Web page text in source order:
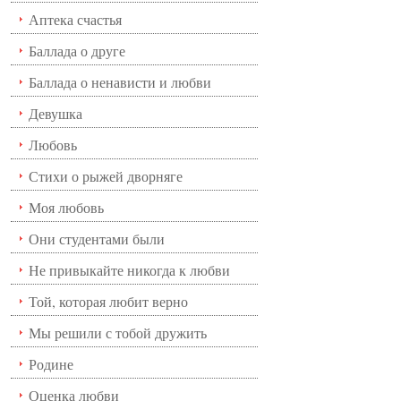
Аптека счастья
Баллада о друге
Баллада о ненависти и любви
Девушка
Любовь
Стихи о рыжей дворняге
Моя любовь
Они студентами были
Не привыкайте никогда к любви
Той, которая любит верно
Мы решили с тобой дружить
Родине
Оценка любви